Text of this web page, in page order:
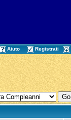
Aiuto Registrati